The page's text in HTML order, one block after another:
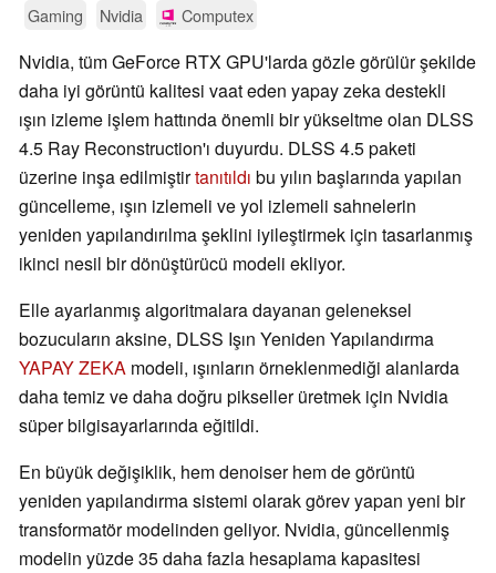
Gaming Nvidia Computex
Nvidia, tüm GeForce RTX GPU'larda gözle görülür şekilde
daha iyi görüntü kalitesi vaat eden yapay zeka destekli
ışın izleme işlem hattında önemli bir yükseltme olan DLSS
4.5 Ray Reconstruction'ı duyurdu. DLSS 4.5 paketi
üzerine inşa edilmiştirtanıtıldı bu yılın başlarında yapılan
güncelleme, ışın izlemeli ve yol izlemeli sahnelerin
yeniden yapılandırılma şeklini iyileştirmek için tasarlanmış
ikinci nesil bir dönüştürücü modeli ekliyor.
Elle ayarlanmış algoritmalara dayanan geleneksel
bozucuların aksine, DLSS Işın Yeniden Yapılandırma
YAPAY ZEKA modeli, ışınların örneklenmediği alanlarda
daha temiz ve daha doğru pikseller üretmek için Nvidia
süper bilgisayarlarında eğitildi.
En büyük değişiklik, hem denoiser hem de görüntü
yeniden yapılandırma sistemi olarak görev yapan yeni bir
transformatör modelinden geliyor. Nvidia, güncellenmiş
modelin yüzde 35 daha fazla hesaplama kapasitesi